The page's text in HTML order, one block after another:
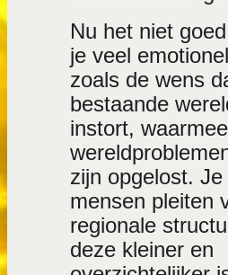
Nu het niet
je veel
zoals de wens
bestaande
instort,
zijn opgelost.
mensen pleiten
regionale
deze kleiner en